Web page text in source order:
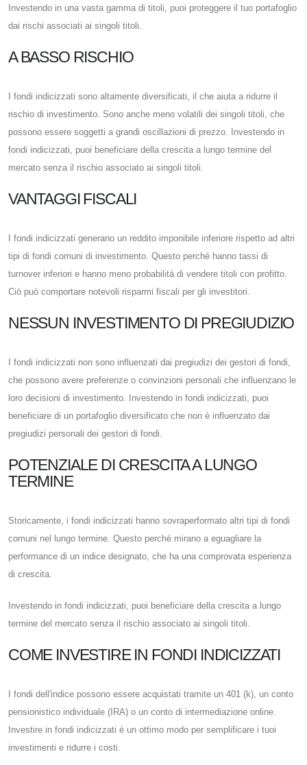
Investendo in una vasta gamma di titoli, puoi proteggere il tuo portafoglio
dai rischi associati ai singoli titoli.
A BASSO RISCHIO
I fondi indicizzati sono altamente diversificati, il che aiuta a ridurre il
rischio di investimento. Sono anche meno volatili dei singoli titoli, che
possono essere soggetti a grandi oscillazioni di prezzo. Investendo in
fondi indicizzati, puoi beneficiare della crescita a lungo termine del
mercato senza il rischio associato ai singoli titoli.
VANTAGGI FISCALI
I fondi indicizzati generano un reddito imponibile inferiore rispetto ad altri
tipi di fondi comuni di investimento. Questo perché hanno tassi di
turnover inferiori e hanno meno probabilità di vendere titoli con profitto.
Ciò può comportare notevoli risparmi fiscali per gli investitori.
NESSUN INVESTIMENTO DI PREGIUDIZIO
I fondi indicizzati non sono influenzati dai pregiudizi dei gestori di fondi,
che possono avere preferenze o convinzioni personali che influenzano le
loro decisioni di investimento. Investendo in fondi indicizzati, puoi
beneficiare di un portafoglio diversificato che non è influenzato dai
pregiudizi personali dei gestori di fondi.
POTENZIALE DI CRESCITA A LUNGO
TERMINE
Storicamente, i fondi indicizzati hanno sovraperformato altri tipi di fondi
comuni nel lungo termine. Questo perché mirano a eguagliare la
performance di un indice designato, che ha una comprovata esperienza
di crescita.
Investendo in fondi indicizzati, puoi beneficiare della crescita a lungo
termine del mercato senza il rischio associato ai singoli titoli.
COME INVESTIRE IN FONDI INDICIZZATI
I fondi dell'indice possono essere acquistati tramite un 401 (k), un conto
pensionistico individuale (IRA) o un conto di intermediazione online.
Investire in fondi indicizzati è un ottimo modo per semplificare i tuoi
investimenti e ridurre i costi.